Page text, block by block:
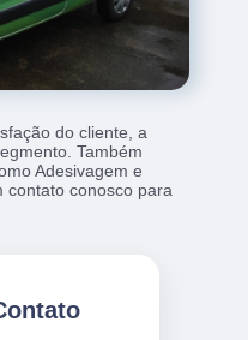
do cliente, a
Também
Adesivagem e
contato conosco para